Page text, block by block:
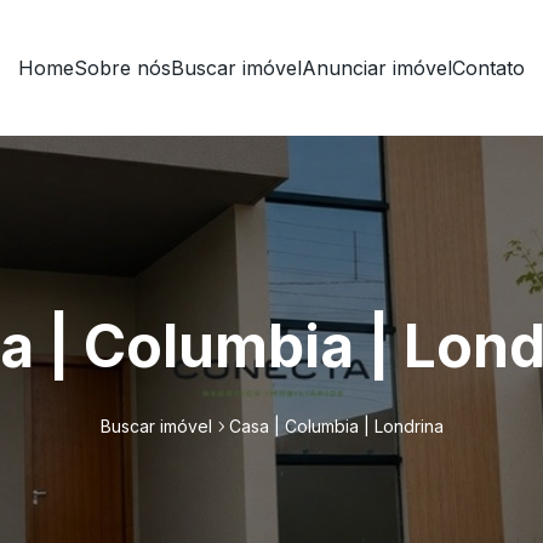
HomeSobre nósBuscar imóvelAnunciar imóvelContato
| Columbia |
Buscar imóvel Casa | Columbia | Londrina